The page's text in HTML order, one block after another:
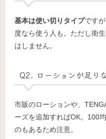
基本は使い切りタイプです
度なら使う人も。ただし衛
はしません。
Q2. ローションが足り
市販のローションや、
ーズを追加すればOK。100
のもあるため注意。